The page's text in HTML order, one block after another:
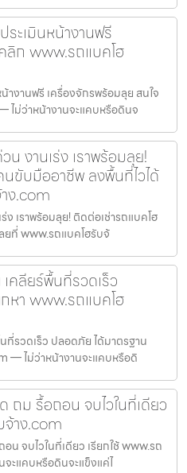
ระเมินหน้างานฟรี
ลิก www.รถแบคโฮ
างานฟรี เครื่องจักรพร้อมลุย สนใจ
ไม่ว่าหน้างานจะแคบหรือดินจ
น งานเร่ง เราพร้อมลุย!
ขับมืออาชีพ ลงพื้นที่ไวได้
ง.com
ง เราพร้อมลุย! ติดต่อเช่ารถแบคโฮ
ที่ www.รถแบคโฮรับจ้
คลียร์พื้นที่รวดเร็ว
หา www.รถแบคโฮ
ที่รวดเร็ว ปลอดภัย ได้มาตรฐาน
— ไม่ว่าหน้างานจะแคบหรือดิ
ม รื้อถอน จบไวในที่เดียว
จ้าง.com
จบไวในที่เดียว เรียกใช้ www.รถ
ะแคบหรือดินจะแข็งแค่ไ